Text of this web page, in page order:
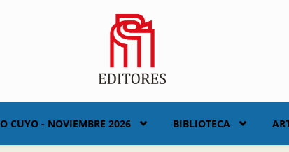
CUYO - NOVIEMBRE 2026 BIBLIOTECA